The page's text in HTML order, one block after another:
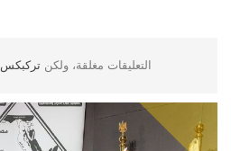
التعليقات مغلقة، ولكن تركبكس